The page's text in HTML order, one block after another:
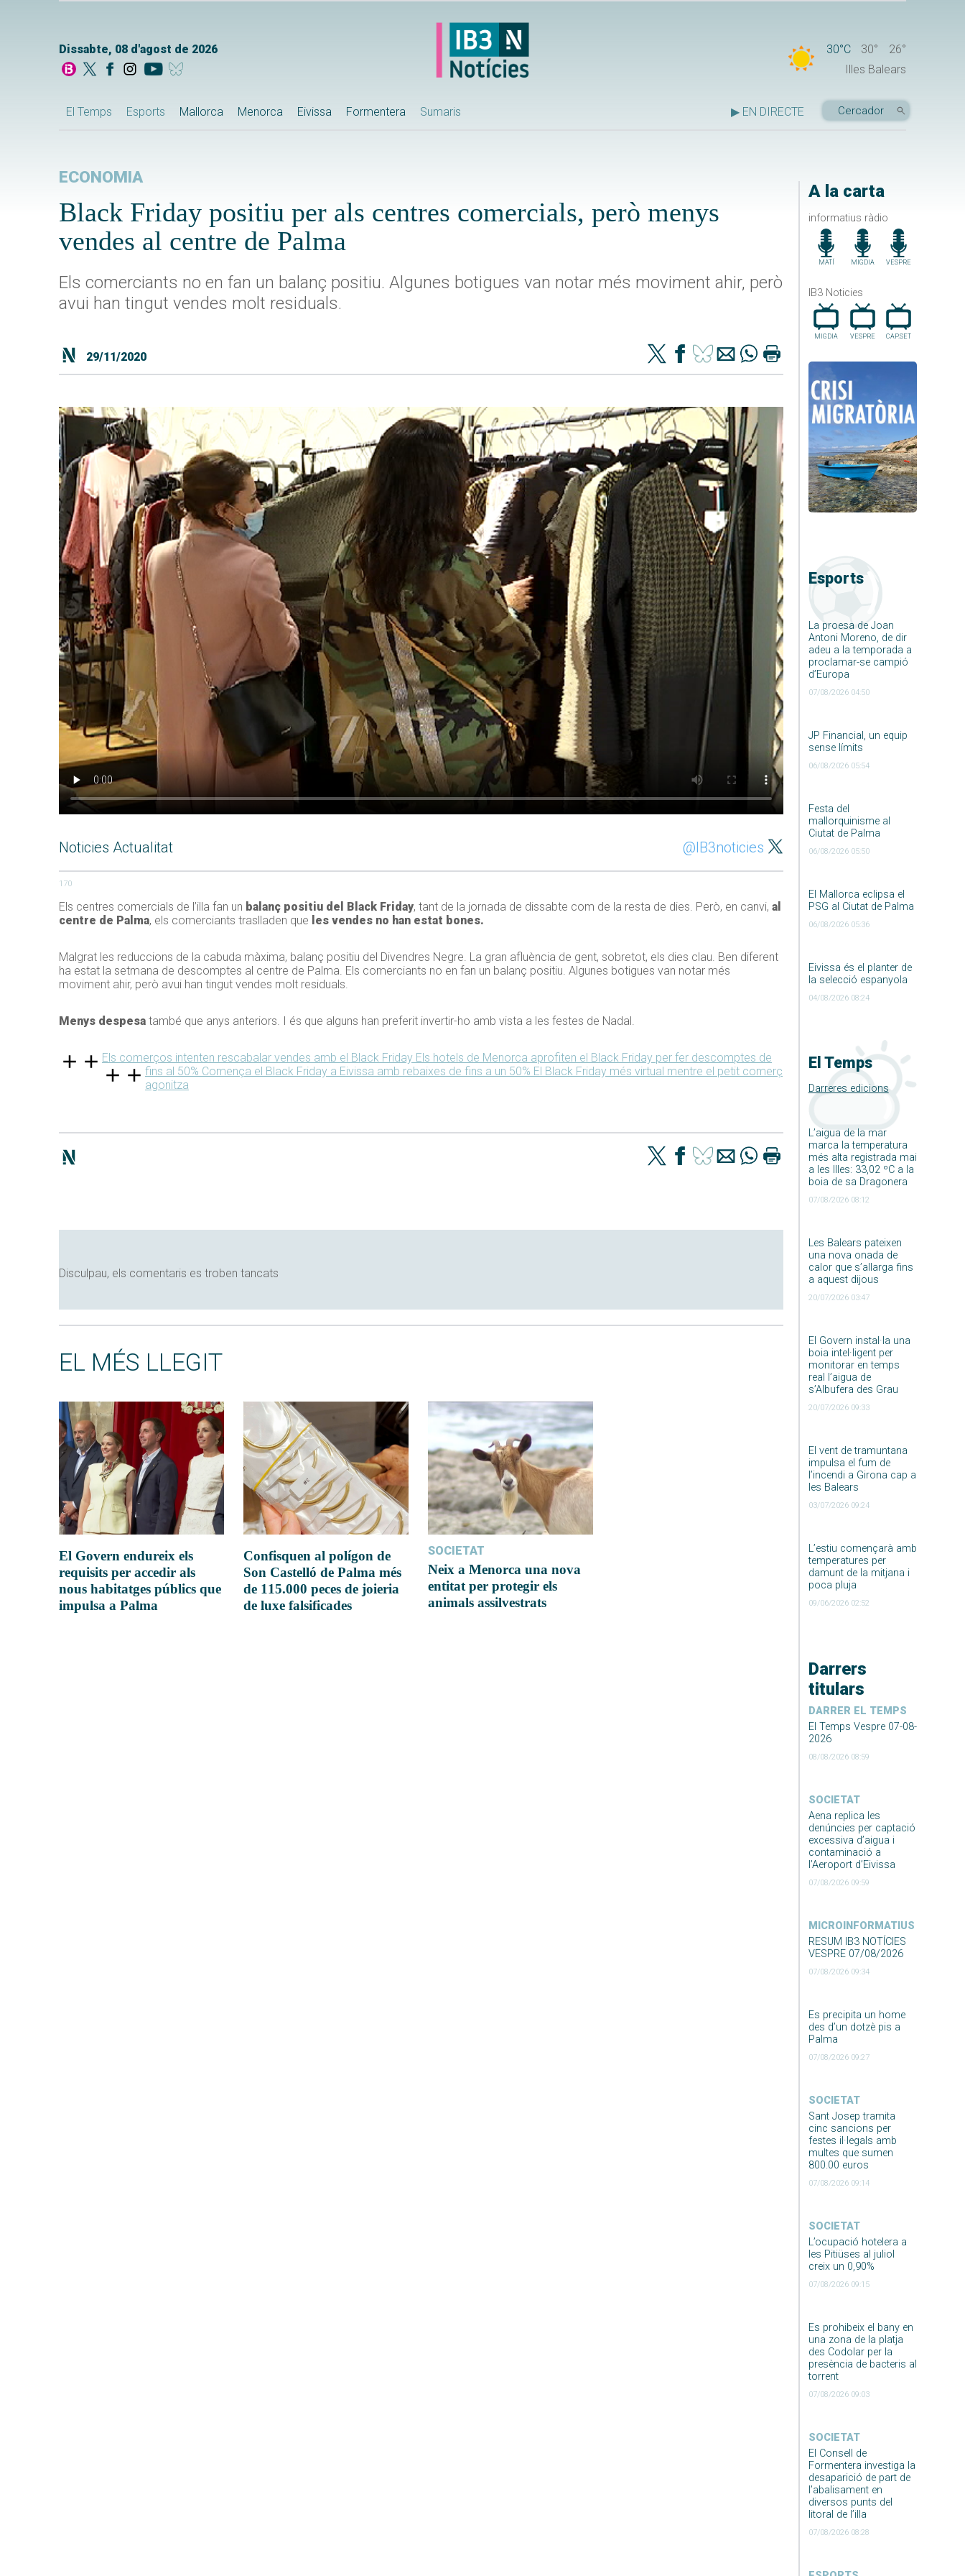
Dissabte, 08 d'agost de 2026 30°C 30°
26°
Illes Balears
El Temps Esports Mallorca Menorca Eivissa Formentera Sumaris ▶ EN DIRECTE
A la carta
informatius ràdio
MATÍ MIGDIA VESPRE
IB3 Noticies
MIGDIA VESPRE CAP.SET
Esports
La proesa de Joan
Antoni Moreno, de dir
adeu a la temporada a
proclamar-se campió
d’Europa
07/08/2026 04:50
JP Financial, un equip
sense límits
06/08/2026 05:54
Festa del
mallorquinisme al
Ciutat de Palma
06/08/2026 05:50
El Mallorca eclipsa el
PSG al Ciutat de Palma
06/08/2026 05:36
Eivissa és el planter de
la selecció espanyola
04/08/2026 08:24
El Temps
Darreres edicions
L’aigua de la mar
marca la temperatura
més alta registrada mai
a les Illes: 33,02 ºC a la
boia de sa Dragonera
07/08/2026 08:12
Les Balears pateixen
una nova onada de
calor que s’allarga fins
a aquest dijous
20/07/2026 03:47
El Govern instal·la una
boia intel·ligent per
monitorar en temps
real l’aigua de
s’Albufera des Grau
20/07/2026 09:33
El vent de tramuntana
impulsa el fum de
l’incendi a Girona cap a
les Balears
03/07/2026 09:24
L’estiu començarà amb
temperatures per
damunt de la mitjana i
poca pluja
09/06/2026 02:52
Darrers
titulars
DARRER EL TEMPS
El Temps Vespre 07-08-
2026
08/08/2026 08:59
SOCIETAT
Aena replica les
denúncies per captació
excessiva d’aigua i
contaminació a
l’Aeroport d’Eivissa
07/08/2026 09:59
MICROINFORMATIUS
RESUM IB3 NOTÍCIES
VESPRE 07/08/2026
07/08/2026 09:34
Es precipita un home
des d’un dotzè pis a
Palma
07/08/2026 09:27
SOCIETAT
Sant Josep tramita
cinc sancions per
festes il·legals amb
multes que sumen
800.00 euros
07/08/2026 09:14
SOCIETAT
L’ocupació hotelera a
les Pitiüses al juliol
creix un 0,90%
07/08/2026 09:15
Es prohibeix el bany en
una zona de la platja
des Codolar per la
presència de bacteris al
torrent
07/08/2026 09:03
SOCIETAT
El Consell de
Formentera investiga la
desaparició de part de
l’abalisament en
diversos punts del
litoral de l’illa
07/08/2026 08:28
ECONOMIA
Black Friday positiu per als centres comercials, però menys
vendes al centre de Palma
Els comerciants no en fan un balanç positiu. Algunes botigues van notar més moviment ahir, però
avui han tingut vendes molt residuals.
29/11/2020
Noticies Actualitat @IB3noticies
170
Els centres comercials de l’illa fan un balanç positiu del Black Friday, tant de la jornada de dissabte com de la resta de dies. Però, en canvi, al
centre de Palma, els comerciants traslladen que les vendes no han estat bones.
Malgrat les reduccions de la cabuda màxima, balanç positiu del Divendres Negre. La gran afluència de gent, sobretot, els dies clau. Ben diferent
ha estat la setmana de descomptes al centre de Palma. Els comerciants no en fan un balanç positiu. Algunes botigues van notar més
moviment ahir, però avui han tingut vendes molt residuals.
Menys despesa també que anys anteriors. I és que alguns han preferit invertir-ho amb vista a les festes de Nadal.
Els comerços intenten rescabalar vendes amb el Black Friday Els hotels de Menorca aprofiten el Black Friday per fer descomptes de
fins al 50% Comença el Black Friday a Eivissa amb rebaixes de fins a un 50% El Black Friday més virtual mentre el petit comerç
agonitza
Disculpau, els comentaris es troben tancats
EL MÉS LLEGIT
El Govern endureix els
requisits per accedir als
nous habitatges públics que
impulsa a Palma
Confisquen al polígon de
Son Castelló de Palma més
de 115.000 peces de joieria
de luxe falsificades
SOCIETAT
Neix a Menorca una nova
entitat per protegir els
animals assilvestrats